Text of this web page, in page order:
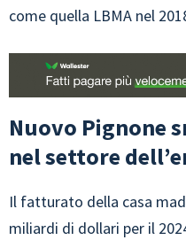
come quella LBMA nel
Nuovo Pignone
nel settore
Il fatturato della casa
miliardi di dollari per il